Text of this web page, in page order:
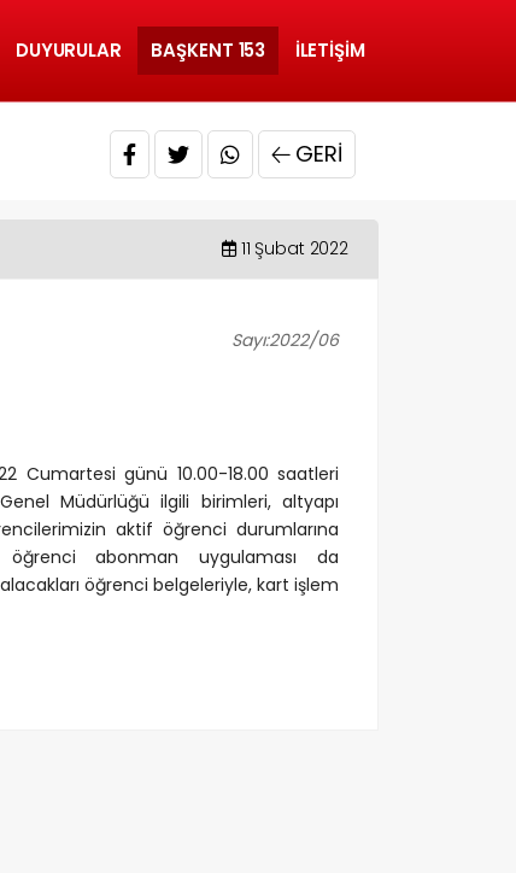
DUYURULAR BAŞKENT 153 İLETIŞIM
GERI
11 Şubat 2022
Sayı:2022/06
Cumartesi günü 10.00-18.00 saatleri
Müdürlüğü ilgili birimleri, altyapı
aktif öğrenci durumlarına
abonman uygulaması da
öğrenci belgeleriyle, kart işlem